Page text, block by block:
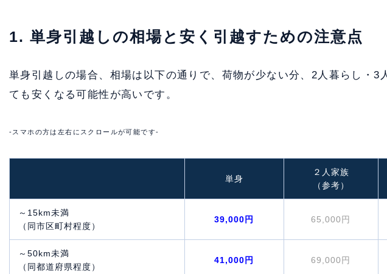
1. 単身引越しの相場と安く引越すための注意点
単身引越しの場合、相場は以下の通りで、荷物が少ない分、2人暮らし・3
ても安くなる可能性が高いです。
-スマホの方は左右にスクロールが可能です-
単身
２人家族
（参考）
～15km未満
（同市区町村程度）
39,000円 65,000円
～50km未満
（同都道府県程度）
41,000円 69,000円